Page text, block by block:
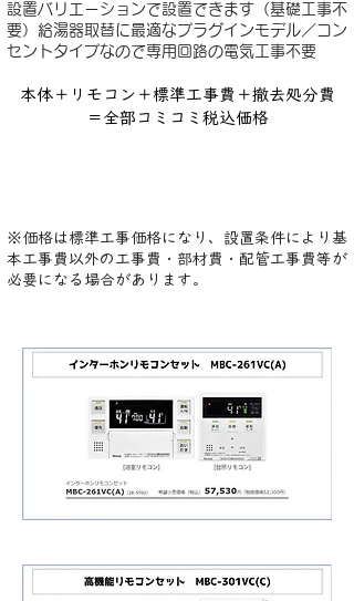
設置バリエーションで設置できます（基礎工事不
要）給湯器取替に最適なプラグインモデル／コン
セントタイプなので専用回路の電気工事不要
本体＋リモコン＋標準工事費＋撤去処分費
＝全部コミコミ税込価格
※価格は標準工事価格になり、設置条件により基
本工事費以外の工事費・部材費・配管工事費等が
必要になる場合があります。